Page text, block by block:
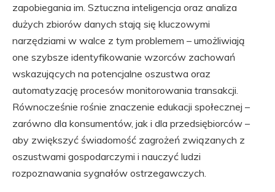
zapobiegania im. Sztuczna inteligencja oraz analiza
dużych zbiorów danych stają się kluczowymi
narzędziami w walce z tym problemem – umożliwiają
one szybsze identyfikowanie wzorców zachowań
wskazujących na potencjalne oszustwa oraz
automatyzację procesów monitorowania transakcji.
Równocześnie rośnie znaczenie edukacji społecznej –
zarówno dla konsumentów, jak i dla przedsiębiorców –
aby zwiększyć świadomość zagrożeń związanych z
oszustwami gospodarczymi i nauczyć ludzi
rozpoznawania sygnałów ostrzegawczych.